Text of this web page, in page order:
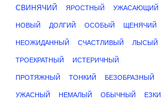
СВИНЯЧИЙ ЯРОСТНЫЙ УЖАСАЮЩИЙ
НОВЫЙ ДОЛГИЙ ОСОБЫЙ ЩЕНЯЧИЙ
НЕОЖИДАННЫЙ СЧАСТЛИВЫЙ ЛЫСЫЙ
ТРОЕКРАТНЫЙ ИСТЕРИЧНЫЙ
ПРОТЯЖНЫЙ ТОНКИЙ БЕЗОБРАЗНЫЙ
УЖАСНЫЙ НЕМАЛЫЙ ОБЫЧНЫЙ